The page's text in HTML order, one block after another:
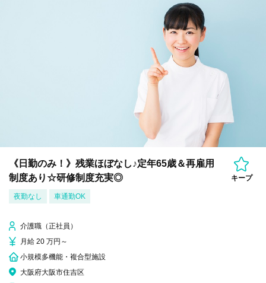
《日勤のみ！》残業ほぼなし♪定年65歳＆再雇用
制度あり☆研修制度充実◎
キープ
夜勤なし 車通勤OK
介護職（正社員）
月給 20 万円～
小規模多機能・複合型施設
大阪府大阪市住吉区